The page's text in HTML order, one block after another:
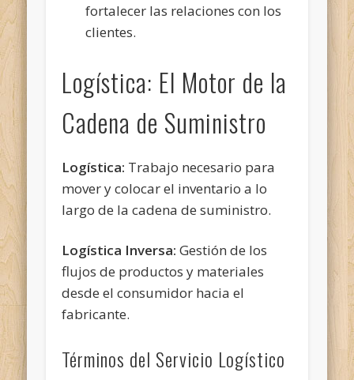
fortalecer las relaciones con los
clientes.
Logística: El Motor de la
Cadena de Suministro
Logística: Trabajo necesario para
mover y colocar el inventario a lo
largo de la cadena de suministro.
Logística Inversa: Gestión de los
flujos de productos y materiales
desde el consumidor hacia el
fabricante.
Términos del Servicio Logístico